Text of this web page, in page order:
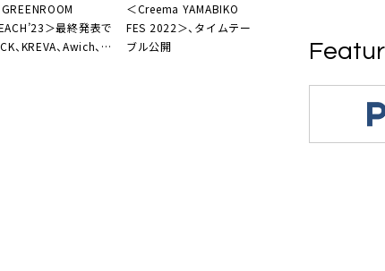
＞最終発表で
、KREVA、Awich、
＜Creema YAMABIKO
FES 2022＞、タイムテー
ブル公開